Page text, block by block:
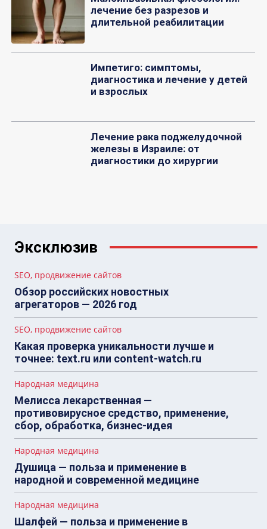
лечение без разрезов и
длительной реабилитации
Импетиго: симптомы,
диагностика и лечение у детей
и взрослых
Лечение рака поджелудочной
железы в Израиле: от
диагностики до хирургии
Эксклюзив
SEO, продвижение сайтов
Обзор российских новостных
агрегаторов — 2026 год
SEO, продвижение сайтов
Какая проверка уникальности лучше и
точнее: text.ru или content-watch.ru
Народная медицина
Мелисса лекарственная —
противовирусное средство, применение,
сбор, обработка, бизнес-идея
Народная медицина
Душица — польза и применение в
народной и современной медицине
Народная медицина
Шалфей — польза и применение в